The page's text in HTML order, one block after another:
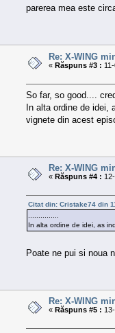
parerea mea este
Re: X-WING
«Răspuns #3 :
So far, so good....
In alta ordine de idei,
vignete din acest
Re: X-WING
«Răspuns #4 :
Citat din: Cristake74 din
In alta ordine de idei, as
Poate ne pui si noua
Re: X-WING
«Răspuns #5 :